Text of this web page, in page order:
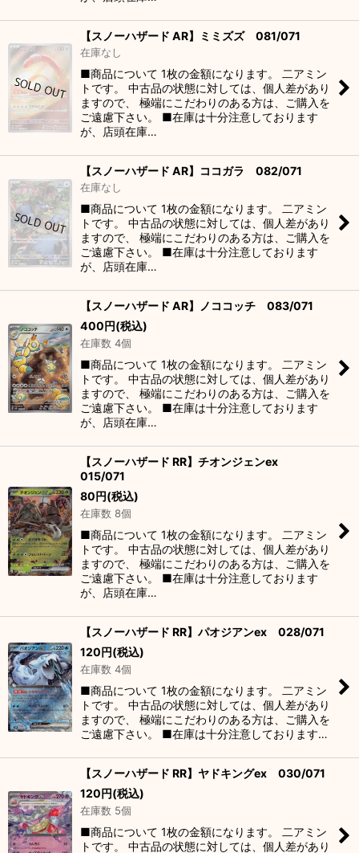
【スノーハザード AR】ミミズズ 081/071
在庫なし
■商品について 1枚の金額になります。 二アミン
トです。 中古品の状態に対しては、個人差があり
ますので、 極端にこだわりのある方は、ご購入を
ご遠慮下さい。 ■在庫は十分注意しております
が、店頭在庫…
【スノーハザード AR】ココガラ 082/071
在庫なし
■商品について 1枚の金額になります。 二アミン
トです。 中古品の状態に対しては、個人差があり
ますので、 極端にこだわりのある方は、ご購入を
ご遠慮下さい。 ■在庫は十分注意しております
が、店頭在庫…
【スノーハザード AR】ノココッチ 083/071
400円(税込)
在庫数 4個
■商品について 1枚の金額になります。 二アミン
トです。 中古品の状態に対しては、個人差があり
ますので、 極端にこだわりのある方は、ご購入を
ご遠慮下さい。 ■在庫は十分注意しております
が、店頭在庫…
【スノーハザード RR】チオンジェンex
015/071
80円(税込)
在庫数 8個
■商品について 1枚の金額になります。 二アミン
トです。 中古品の状態に対しては、個人差があり
ますので、 極端にこだわりのある方は、ご購入を
ご遠慮下さい。 ■在庫は十分注意しております
が、店頭在庫…
【スノーハザード RR】パオジアンex 028/071
120円(税込)
在庫数 4個
■商品について 1枚の金額になります。 二アミン
トです。 中古品の状態に対しては、個人差があり
ますので、 極端にこだわりのある方は、ご購入を
ご遠慮下さい。 ■在庫は十分注意しております…
【スノーハザード RR】ヤドキングex 030/071
120円(税込)
在庫数 5個
■商品について 1枚の金額になります。 二アミン
トです。 中古品の状態に対しては、個人差があり